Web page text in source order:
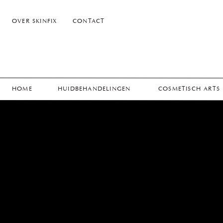
CONTACT
OVER SKINFIX
HOME HUIDBEHANDELINGEN COSMETISCH ARTS